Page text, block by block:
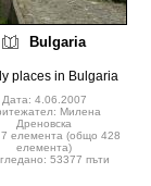
Bulgaria
places in Bulgaria
Дата: 4.06.2007
Милена
Дреновска
елемента (общо 428
елемента)
53377 пъти